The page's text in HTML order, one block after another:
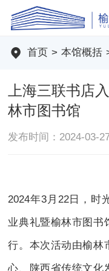
首页 > 本馆概括
上海三联书店
林市图书馆
发布时间：2024-03-
2024年3月22日，时
业典礼暨榆林市图书
行。本次活动由榆林
心、陕西省传统文化